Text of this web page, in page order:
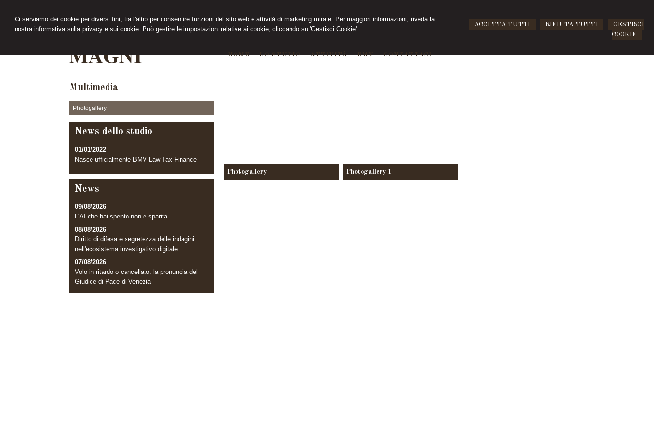
Ci serviamo dei cookie per diversi fini, tra l'altro per consentire funzioni del sito web e attività di marketing mirate. Per maggiori informazioni, riveda la
nostra informativa sulla privacy e sui cookie. Può gestire le impostazioni relative ai cookie, cliccando su 'Gestisci Cookie'
ACCETTA TUTTI RIFIUTA TUTTI
GESTISCI
COOKIE
HOME LO STUDIO ATTIVITÀ BMV CONTATTACI
Photogallery Photogallery 1
Multimedia
Photogallery
News dello studio
01/01/2022
Nasce ufficialmente BMV Law Tax Finance
News
09/08/2026
L'AI che hai spento non è sparita
08/08/2026
Diritto di difesa e segretezza delle indagini
nell'ecosistema investigativo digitale
07/08/2026
Volo in ritardo o cancellato: la pronuncia del
Giudice di Pace di Venezia